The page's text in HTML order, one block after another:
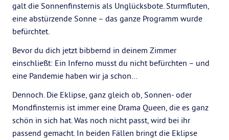
galt die Sonnenfinsternis als Unglücksbote. Sturmfluten,
eine abstürzende Sonne – das ganze Programm wurde
befürchtet.
Bevor du dich jetzt bibbernd in deinem Zimmer
einschließt: Ein Inferno musst du nicht befürchten – und
eine Pandemie haben wir ja schon…
Dennoch. Die Eklipse, ganz gleich ob, Sonnen- oder
Mondfinsternis ist immer eine Drama Queen, die es ganz
schön in sich hat. Was noch nicht passt, wird bei ihr
passend gemacht. In beiden Fällen bringt die Eklipse